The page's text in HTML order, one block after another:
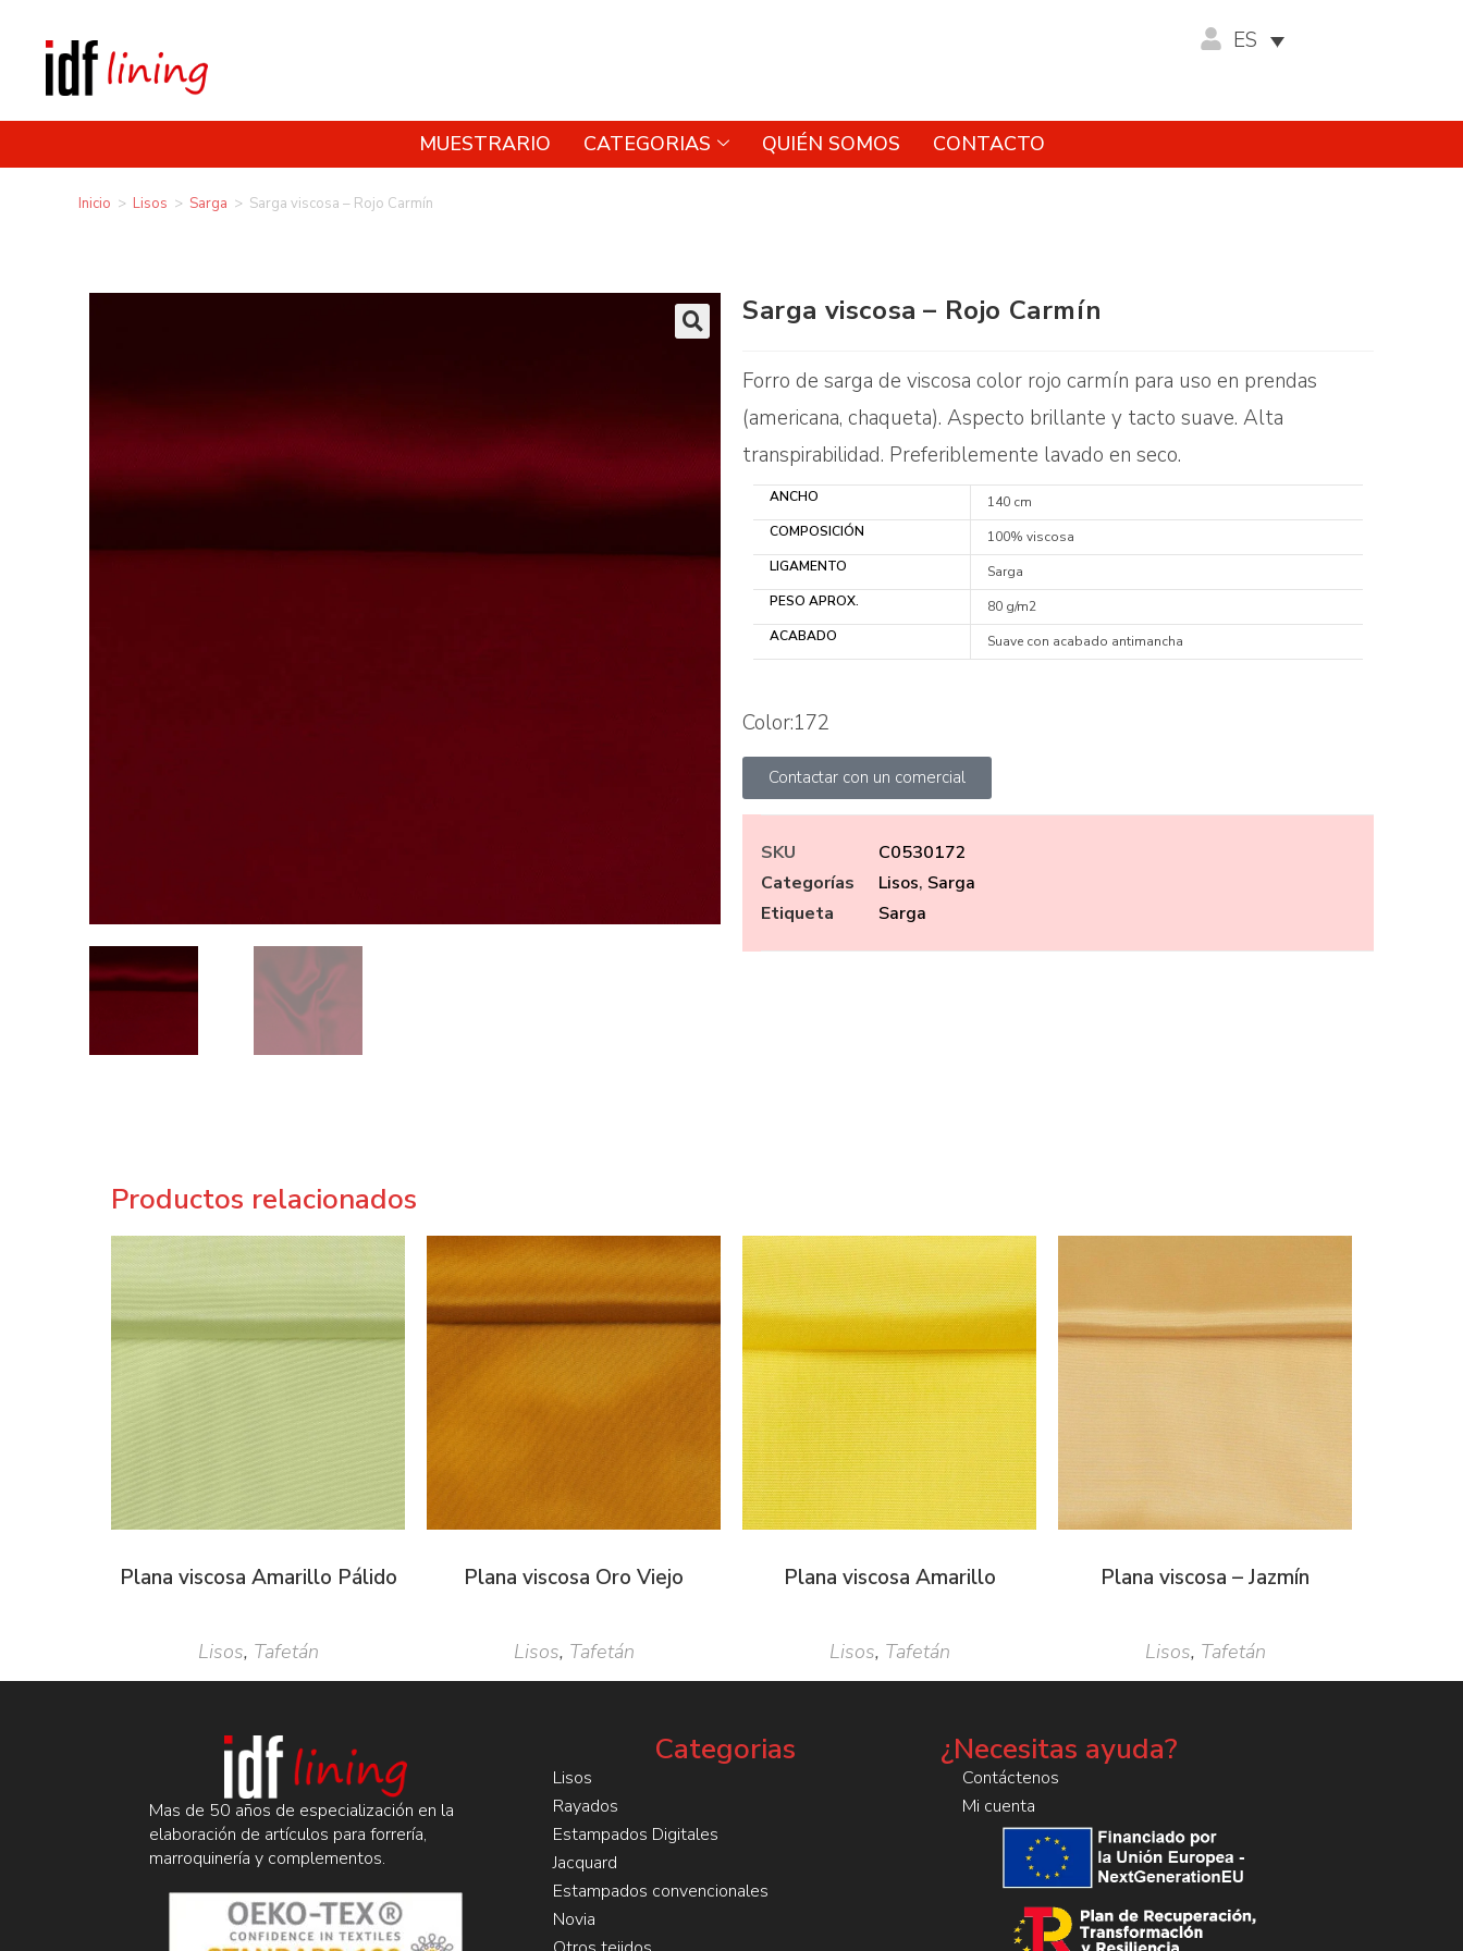
ES
MUESTRARIO CATEGORIAS QUIÉN SOMOS CONTACTO
Inicio > Lisos > Sarga > Sarga viscosa – Rojo Carmín
Sarga viscosa – Rojo Carmín
Forro de sarga de viscosa color rojo carmín para uso en prendas
(americana, chaqueta). Aspecto brillante y tacto suave. Alta
transpirabilidad. Preferiblemente lavado en seco.
ANCHO
140 cm
COMPOSICIÓN
100% viscosa
LIGAMENTO
Sarga
PESO APROX.
80 g/m2
ACABADO
Suave con acabado antimancha
Color:172
Contactar con un comercial
SKU
C0530172
Categorías
Lisos, Sarga
Etiqueta
Sarga
Productos relacionados
Plana viscosa Amarillo Pálido
Lisos, Tafetán
Plana viscosa Oro Viejo
Lisos, Tafetán
Plana viscosa Amarillo
Lisos, Tafetán
Plana viscosa – Jazmín
Lisos, Tafetán
Mas de 50 años de especialización en la
elaboración de artículos para forrería,
marroquinería y complementos.
Categorias
Lisos
Rayados
Estampados Digitales
Jacquard
Estampados convencionales
Novia
¿Necesitas ayuda?
Contáctenos
Mi cuenta